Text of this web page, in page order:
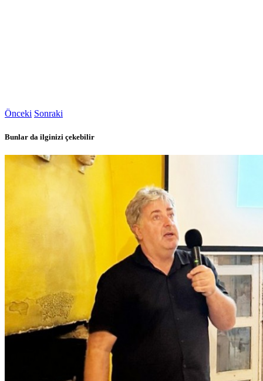
Önceki Sonraki
Bunlar da ilginizi çekebilir